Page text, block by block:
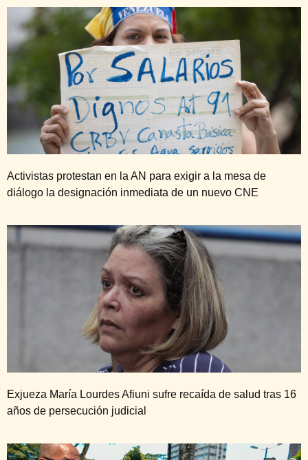
Activistas protestan en la AN para exigir a la mesa de
diálogo la designación inmediata de un nuevo CNE
Exjueza María Lourdes Afiuni sufre recaída de salud tras 16
años de persecución judicial